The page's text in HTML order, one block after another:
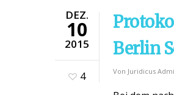
DEZ.
10
2015
4
Berlin
Von Juridicus